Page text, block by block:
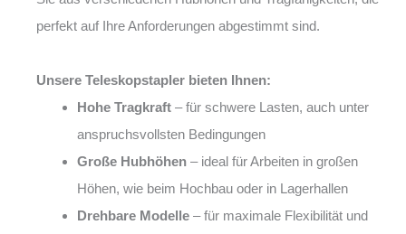
perfekt auf Ihre Anforderungen abgestimmt sind.
Unsere Teleskopstapler bieten Ihnen:
Hohe Tragkraft – für schwere Lasten, auch unter
anspruchsvollsten Bedingungen
Große Hubhöhen – ideal für Arbeiten in großen
Höhen, wie beim Hochbau oder in Lagerhallen
Drehbare Modelle – für maximale Flexibilität und